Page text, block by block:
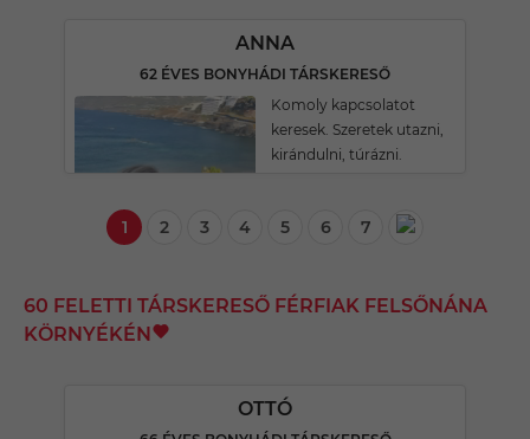
ANNA
62 ÉVES BONYHÁDI TÁRSKERESŐ
Komoly kapcsolatot
keresek. Szeretek utazni,
kirándulni, túrázni.
1 2 3 4 5 6 7
60 FELETTI TÁRSKERESŐ FÉRFIAK FELSŐNÁNA
KÖRNYÉKÉN
OTTÓ